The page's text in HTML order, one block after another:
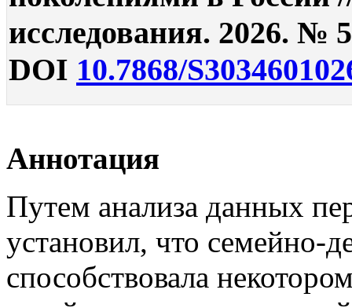
исследования. 2026. №
DOI 10.7868/
Аннотация
Путем анализа данных
установил, что семейно-
способствовала